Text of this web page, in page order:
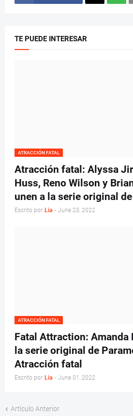
TE PUEDE INTERESAR
ATRACCIÓN FATAL
Atracción fatal: Alyssa
Huss, Reno Wilson y
unen a la serie original
Escrito por Lia - June 23, 2022
ATRACCIÓN FATAL
Fatal Attraction: Amanda
la serie original de
Atracción fatal
Escrito por Lia - June 01, 2022
Artículo Anterior